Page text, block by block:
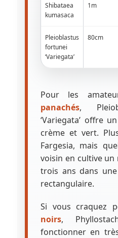
Shibataea
kumasaca
1m
Pleioblastus
fortunei
‘Variegata’
80cm
Pour les
panachés,
‘Variegata’ offre
crème et vert.
Fargesia, mais
voisin en cultive
trois ans dans
rectangulaire.
Si vous craquez
noirs,
fonctionner en